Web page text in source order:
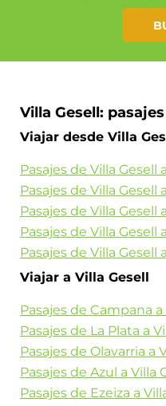
Villa Gesell:
Viajar desde Villa
Pasajes de Villa Gesell
Pasajes de Villa Gesell
Pasajes de Villa Gesell
Pasajes de Villa Gesell
Pasajes de Villa Gesell
Viajar a Villa Gesell
Pasajes de Campana a
Pasajes de La Plata a
Pasajes de Olavarria a
Pasajes de Azul a Villa
Pasajes de Ezeiza a